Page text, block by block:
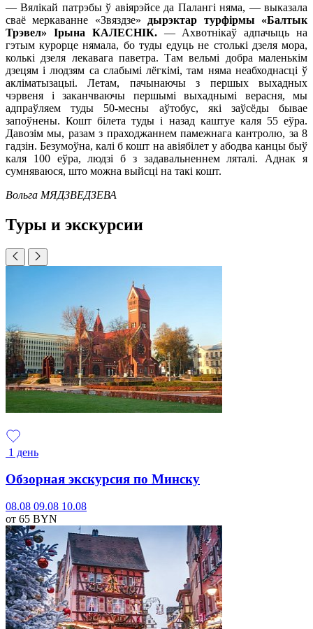
— Вялікай патрэбы ў авіярэйсе да Палангі няма, — выказала
сваё меркаванне «Звяздзе» дырэктар турфірмы «Балтык
Трэвел» Ірына КАЛЕСНІК.— Ахвотнікаў адпачыць на
гэтым курорце нямала, бо туды едуць не столькі дзеля мора,
колькі дзеля лекавага паветра. Там вельмі добра маленькім
дзецям і людзям са слабымі лёгкімі, там няма неабходнасці ў
акліматызацыі. Летам, пачынаючы з першых выхадных
чэрвеня і заканчваючы першымі выхаднымі верасня, мы
адпраўляем туды 50-месны аўтобус, які заўсёды бывае
запоўнены. Кошт білета туды і назад каштуе каля 55 еўра.
Давозім мы, разам з праходжаннем памежнага кантролю, за 8
гадзін. Безумоўна, калі б кошт на авіябілет у абодва канцы быў
каля 100 еўра, людзі б з задавальненнем ляталі. Аднак я
сумняваюся, што можна выйсці на такі кошт.
Вольга МЯДЗВЕДЗЕВА
Туры и экскурсии
1 день
Обзорная экскурсия по Минску
08.08 09.08 10.08
от 65 BYN